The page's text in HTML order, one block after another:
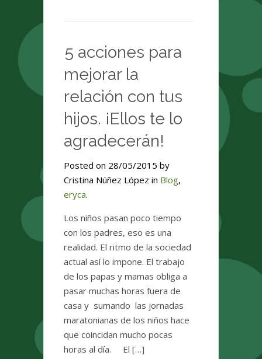
5 acciones para
mejorar la
relación con tus
hijos. ¡Ellos te lo
agradecerán!
Posted on 28/05/2015 by
Cristina Núñez López in Blog,
eryca.
Los niños pasan poco tiempo
con los padres, eso es una
realidad. El ritmo de la sociedad
actual así lo impone. El trabajo
de los papas y mamas obliga a
pasar muchas horas fuera de
casa y sumando las jornadas
maratonianas de los niños hace
que coincidan mucho pocas
horas al día. El […]